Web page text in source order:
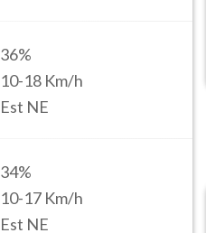
36%
10-18 Km/h
Est NE
34%
10-17 Km/h
Est NE